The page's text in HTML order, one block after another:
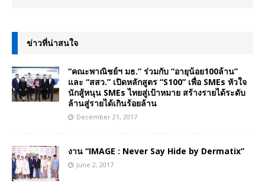
ข่าวที่น่าสนใจ
“คณะพาณิชย์ฯ มธ.” ร่วมกับ “อายุน้อย100ล้าน”
และ “สสว.” เปิดหลักสูตร “S100” เพื่อ SMEs หัวใจ
นักสู้หนุน SMEs ไทยสู่เป้าหมาย สร้างรายได้ระดับ
ล้านสู่รายได้เกินร้อยล้าน
December 21, 2017
งาน “IMAGE : Never Say Hide by Dermatix”
June 2, 2017